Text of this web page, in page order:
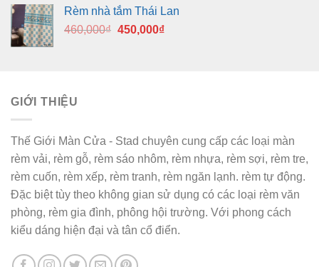
Rèm nhà tắm Thái Lan
460,000₫ Giá
450,000₫Giá
GIỚI THIỆU
Thế Giới Màn Cửa - Stad chuyên cung cấp các loại màn
rèm vải, rèm gỗ, rèm sáo nhôm, rèm nhựa, rèm sợi, rèm tre,
rèm cuốn, rèm xếp, rèm tranh, rèm ngăn lạnh. rèm tự động.
Đặc biệt tùy theo không gian sử dụng có các loại rèm văn
phòng, rèm gia đình, phông hội trường. Với phong cách
kiểu dáng hiện đại và tân cổ điển.